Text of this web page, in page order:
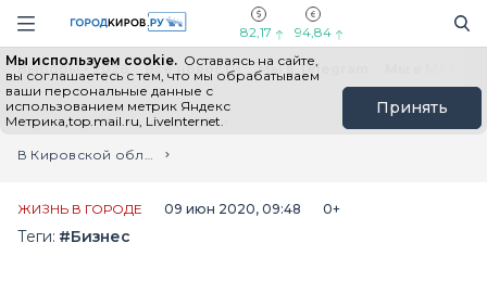
Навигация сайта
82,17 94,84
Мы используем cookie. Оставаясь на сайте,
вы соглашаетесь с тем, что мы обрабатываем
ваши персональные данные с
использованием метрик Яндекс
Метрика,top.mail.ru, LiveInternet.
Принять
Выборы - 2026 Все новости Мы в Telegram
Главная
Лента новостей
В Кировской области возобновляют работу торговые центры
ЖИЗНЬ В ГОРОДЕ 09 июн 2020, 09:48 0+
Теги: #Бизнес